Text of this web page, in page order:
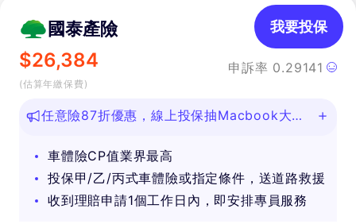
國泰產險
$26,384
(估算年繳保費)
申訴率 0.29141
我要投保
任意險87折優惠，線上投保抽Macbook大
車體險CP值業界最高
投保甲/乙/丙式車體險或指定條件，送道路救援
收到理賠申請1個工作日內，即安排專員服務